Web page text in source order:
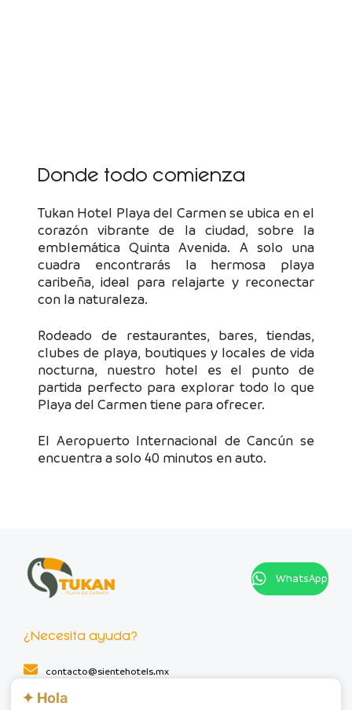
Donde todo comienza
Tukan Hotel Playa del Carmen se ubica en el
corazón vibrante de la ciudad, sobre la
emblemática Quinta Avenida. A solo una
cuadra encontrarás la hermosa playa
caribeña, ideal para relajarte y reconectar
con la naturaleza.
Rodeado de restaurantes, bares, tiendas,
clubes de playa, boutiques y locales de vida
nocturna, nuestro hotel es el punto de
partida perfecto para explorar todo lo que
Playa del Carmen tiene para ofrecer.
El Aeropuerto Internacional de Cancún se
encuentra a solo 40 minutos en auto.
WhatsApp
¿Necesita ayuda?
contacto@sientehotels.mx
Recepción:
✦ Hola